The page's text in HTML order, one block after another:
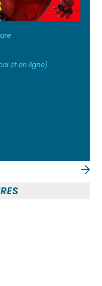
et en ligne)